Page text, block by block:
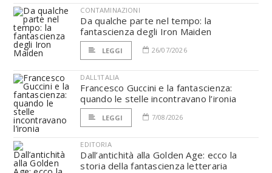
CONTAMINAZIONI
Da qualche parte nel tempo: la
fantascienza degli Iron Maiden
LEGGI 26/07/2026
DALL'ITALIA
Francesco Guccini e la fantascienza:
quando le stelle incontravano l’ironia
LEGGI 7/08/2026
EDITORIA
Dall’antichità alla Golden Age: ecco la
storia della fantascienza letteraria